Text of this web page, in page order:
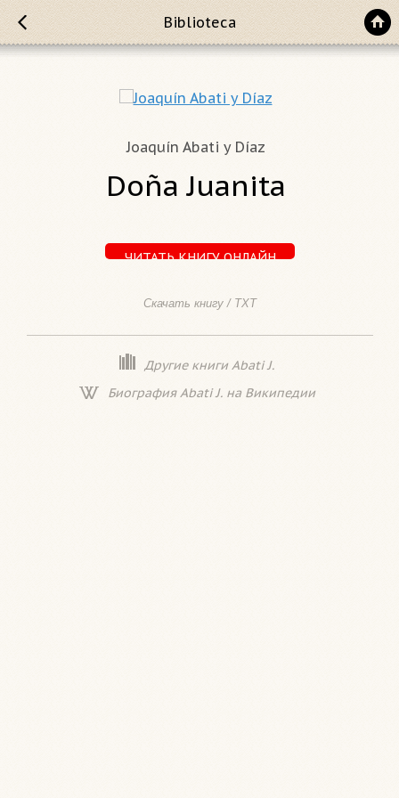
Biblioteca
Joaquín Abati y Díaz
Doña Juanita
ЧИТАТЬ КНИГУ ОНЛАЙН
Скачать книгу / TXT
Другие книги Abati J.
Биография Abati J. на Википедии